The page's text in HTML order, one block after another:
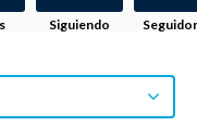
Siguiendo